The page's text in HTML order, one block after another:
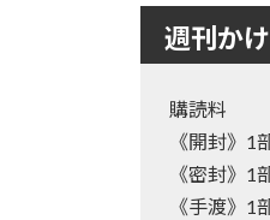
週刊か
購読料
《開封》
《密封》1
《手渡》1